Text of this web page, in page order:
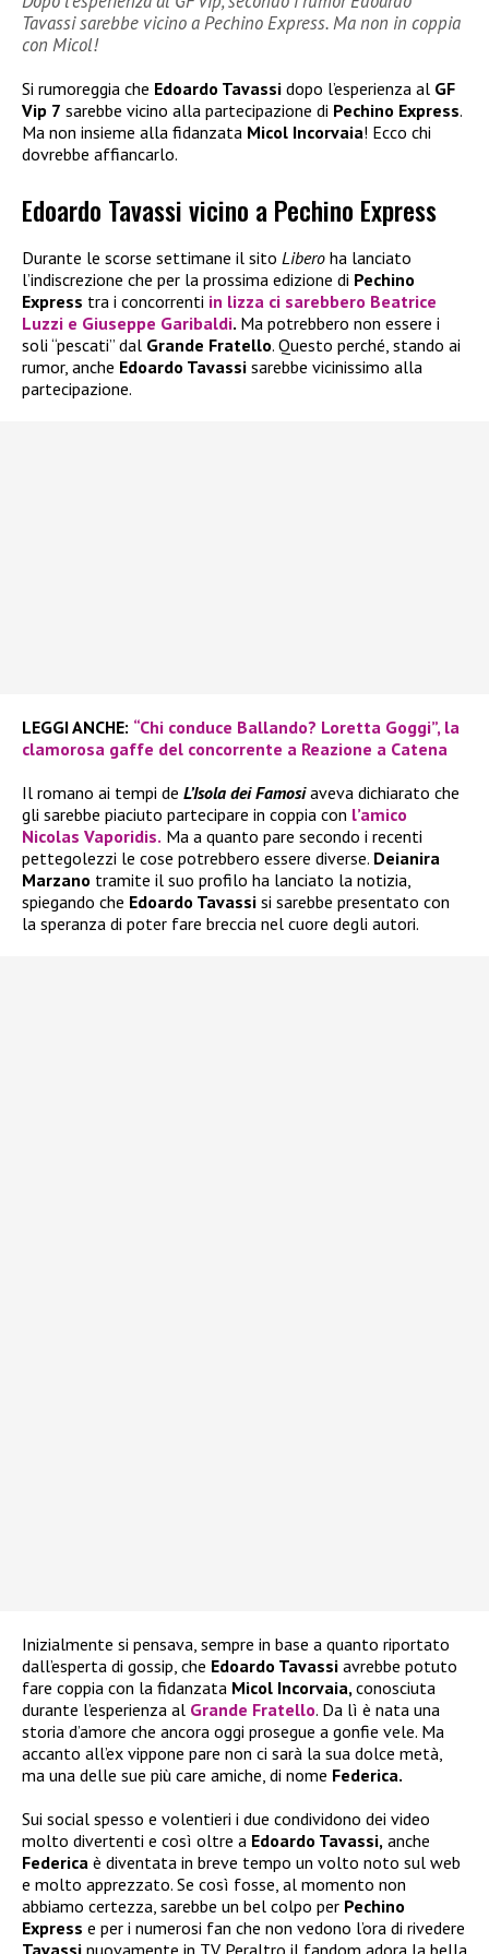
Tavassi sarebbe vicino a Pechino Express. Ma non in coppia
con Micol!
Si rumoreggia che Edoardo Tavassi dopo l’esperienza al GF
Vip 7 sarebbe vicino alla partecipazione di Pechino Express.
Ma non insieme alla fidanzata Micol Incorvaia! Ecco chi
dovrebbe affiancarlo.
Edoardo Tavassi vicino a Pechino Express
Durante le scorse settimane il sito Libero ha lanciato
l’indiscrezione che per la prossima edizione di Pechino
Express tra i concorrenti in lizza ci sarebbero Beatrice
Luzzi e Giuseppe Garibaldi. Ma potrebbero non essere i
soli “pescati” dal Grande Fratello. Questo perché, stando ai
rumor, anche Edoardo Tavassi sarebbe vicinissimo alla
partecipazione.
LEGGI ANCHE: “Chi conduce Ballando? Loretta Goggi”, la
clamorosa gaffe del concorrente a Reazione a Catena
Il romano ai tempi de L’Isola dei Famosiaveva dichiarato che
gli sarebbe piaciuto partecipare in coppia con l’amico
Nicolas Vaporidis. Ma a quanto pare secondo i recenti
pettegolezzi le cose potrebbero essere diverse. Deianira
Marzano tramite il suo profilo ha lanciato la notizia,
spiegando che Edoardo Tavassi si sarebbe presentato con
la speranza di poter fare breccia nel cuore degli autori.
Inizialmente si pensava, sempre in base a quanto riportato
dall’esperta di gossip, che Edoardo Tavassi avrebbe potuto
fare coppia con la fidanzata Micol Incorvaia, conosciuta
durante l’esperienza al Grande Fratello. Da lì è nata una
storia d’amore che ancora oggi prosegue a gonfie vele. Ma
accanto all’ex vippone pare non ci sarà la sua dolce metà,
ma una delle sue più care amiche, di nome Federica.
Sui social spesso e volentieri i due condividono dei video
molto divertenti e così oltre a Edoardo Tavassi, anche
Federica è diventata in breve tempo un volto noto sul web
e molto apprezzato. Se così fosse, al momento non
abbiamo certezza, sarebbe un bel colpo per Pechino
Express e per i numerosi fan che non vedono l’ora di rivedere
Tavassi nuovamente in TV. Peraltro il fandom adora la bella